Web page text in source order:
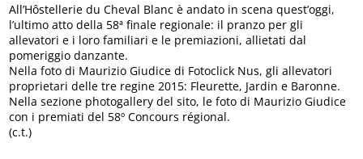
All’Hôstellerie du Cheval Blanc è andato in scena quest’oggi,
l’ultimo atto della 58ª finale regionale: il pranzo per gli
allevatori e i loro familiari e le premiazioni, allietati dal
pomeriggio danzante.
Nella foto di Maurizio Giudice di Fotoclick Nus, gli allevatori
proprietari delle tre regine 2015: Fleurette, Jardin e Baronne.
Nella sezione photogallery del sito, le foto di Maurizio Giudice
con i premiati del 58º Concours régional.
(c.t.)